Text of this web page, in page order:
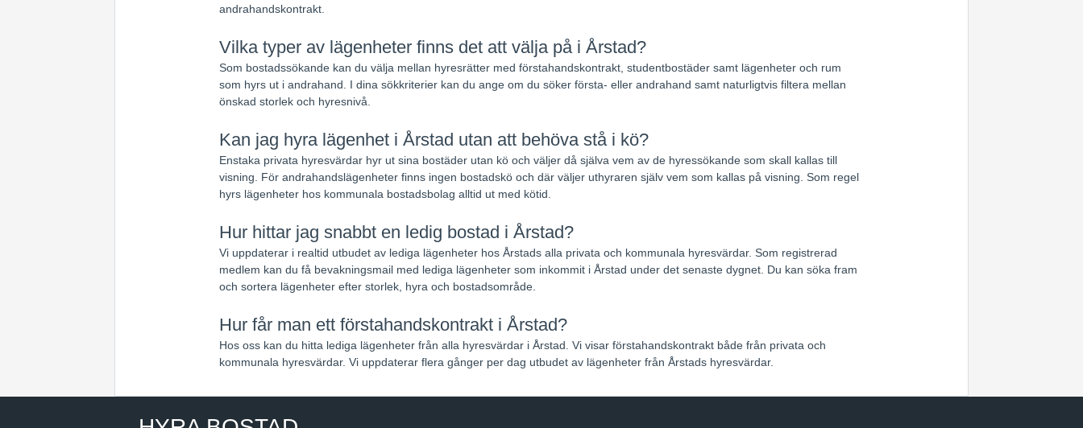
andrahandskontrakt.
Vilka typer av lägenheter finns det att välja på i Årstad?
Som bostadssökande kan du välja mellan hyresrätter med förstahandskontrakt, studentbostäder samt lägenheter och rum
som hyrs ut i andrahand. I dina sökkriterier kan du ange om du söker första- eller andrahand samt naturligtvis filtera mellan
önskad storlek och hyresnivå.
Kan jag hyra lägenhet i Årstad utan att behöva stå i kö?
Enstaka privata hyresvärdar hyr ut sina bostäder utan kö och väljer då själva vem av de hyressökande som skall kallas till
visning. För andrahandslägenheter finns ingen bostadskö och där väljer uthyraren själv vem som kallas på visning. Som regel
hyrs lägenheter hos kommunala bostadsbolag alltid ut med kötid.
Hur hittar jag snabbt en ledig bostad i Årstad?
Vi uppdaterar i realtid utbudet av lediga lägenheter hos Årstads alla privata och kommunala hyresvärdar. Som registrerad
medlem kan du få bevakningsmail med lediga lägenheter som inkommit i Årstad under det senaste dygnet. Du kan söka fram
och sortera lägenheter efter storlek, hyra och bostadsområde.
Hur får man ett förstahandskontrakt i Årstad?
Hos oss kan du hitta lediga lägenheter från alla hyresvärdar i Årstad. Vi visar förstahandskontrakt både från privata och
kommunala hyresvärdar. Vi uppdaterar flera gånger per dag utbudet av lägenheter från Årstads hyresvärdar.